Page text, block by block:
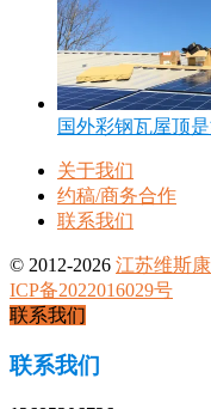
国外彩钢瓦屋顶
关于我们
约稿/商务合作
联系我们
© 2012-2026 江苏维斯
ICP备2022016029号
联系我们
联系我们